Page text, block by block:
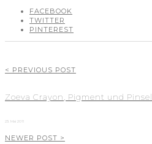
FACEBOOK
TWITTER
PINTEREST
< PREVIOUS POST
Zoeva Crayon, Pigment und Pinsel
23. Mai 2011
NEWER POST >